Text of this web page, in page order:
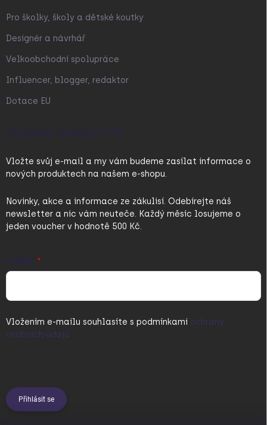
Pro školky, školy a dětské koutky
Designér a návrhář
Velkoobchodní spolupráce
Influencer, blogger, redaktor
Dotace EU
ODEBÍRAT NEWSLETTER
Vložte svůj e-mail a my vám budeme zasílat informace o
nových produktech na našem e-shopu.
Novinky, akce a informace ze zákulisí. Odebírejte náš
newsletter a nic vám neuteče. Každý měsíc losujeme o
jeden voucher v hodnotě 500 Kč.
E-MAIL
Vložením e-mailu souhlasíte s podmínkami ochrany
osobních údajů
Přihlásit se